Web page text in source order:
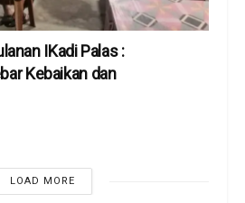
IKadi Palas :
Kebaikan dan
LOAD MORE